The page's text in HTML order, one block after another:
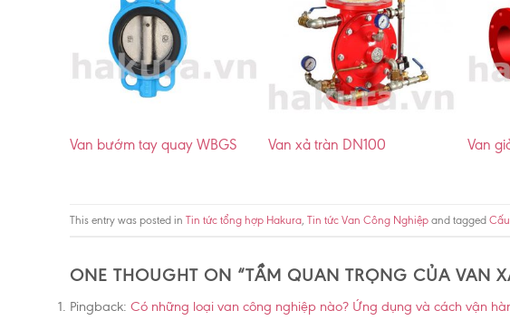
Van bướm tay quay WBGS Van xả tràn DN100 Van
This entry was posted in Tin tức tổng hợp Hakura Tin tức Van Công Nghiệp and tagged
ONE THOUGHT ON “TẦM QUAN TRỌNG CỦA VAN
Pingback: Có những loại van công nghiệp nào? Ứng dụng và cách vận